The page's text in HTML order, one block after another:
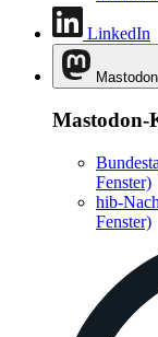
LinkedIn
Mastodon
Mastodon-
Fenster)
hib-
Fenster)